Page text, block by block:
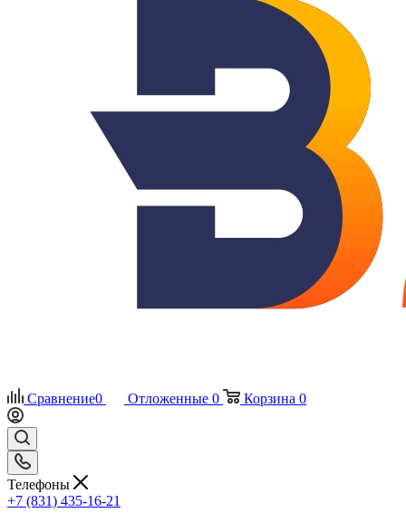
Сравнение0 Отложенные 0 Корзина 0
Телефоны
+7 (831) 435-16-21